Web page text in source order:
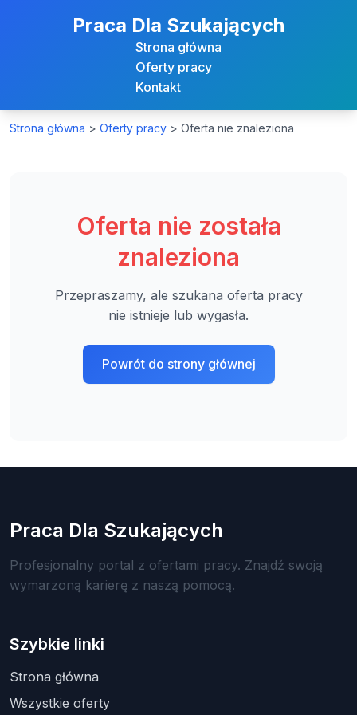
Praca Dla Szukających
Strona główna
Oferty pracy
Kontakt
Strona główna > Oferty pracy > Oferta nie znaleziona
Oferta nie została
znaleziona
Przepraszamy, ale szukana oferta pracy
nie istnieje lub wygasła.
Powrót do strony głównej
Praca Dla Szukających
Profesjonalny portal z ofertami pracy. Znajdź swoją
wymarzoną karierę z naszą pomocą.
Szybkie linki
Strona główna
Wszystkie oferty